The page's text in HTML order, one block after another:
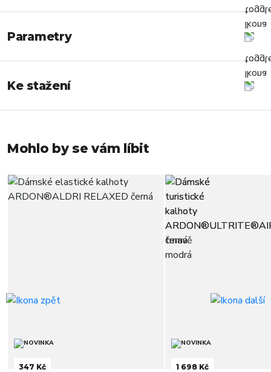
Parametry
Ke stažení
Mohlo by se vám líbit
347 Kč 1 698 Kč